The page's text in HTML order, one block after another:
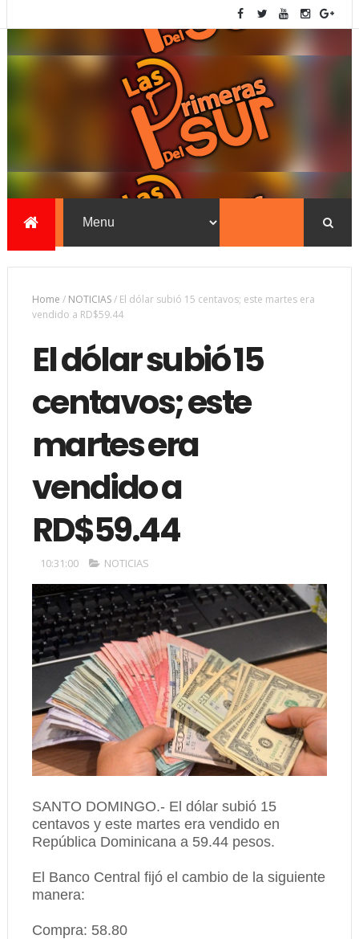
Home / NOTICIAS/ El dólar subió 15 centavos; este martes era
vendido a RD$59.44
El dólar subió 15
centavos; este
martes era
vendido a
RD$59.44
10:31:00 NOTICIAS
SANTO DOMINGO.- El dólar subió 15
centavos y este martes era vendido en
República Dominicana a 59.44 pesos.
El Banco Central fijó el cambio de la siguiente
manera:
Compra: 58.80